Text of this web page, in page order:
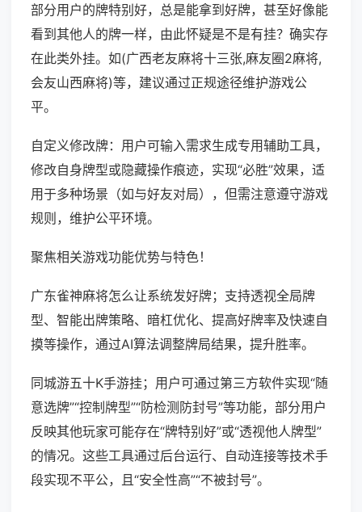
部分用户的牌特别好，总是能拿到好牌，甚至好像能
看到其他人的牌一样，由此怀疑是不是有挂？确实存
在此类外挂。如(广西老友麻将十三张,麻友圈2麻将,
会友山西麻将)等，建议通过正规途径维护游戏公
平。
自定义修改牌：用户可输入需求生成专用辅助工具，
修改自身牌型或隐藏操作痕迹，实现“必胜”效果，适
用于多种场景（如与好友对局），但需注意遵守游戏
规则，维护公平环境。
聚焦相关游戏功能优势与特色！
广东雀神麻将怎么让系统发好牌；支持透视全局牌
型、智能出牌策略、暗杠优化、提高好牌率及快速自
摸等操作，通过AI算法调整牌局结果，提升胜率。
同城游五十K手游挂；用户可通过第三方软件实现“随
意选牌”“控制牌型”“防检测防封号”等功能，部分用户
反映其他玩家可能存在“牌特别好”或“透视他人牌型”
的情况。这些工具通过后台运行、自动连接等技术手
段实现不平公，且“安全性高”“不被封号”。